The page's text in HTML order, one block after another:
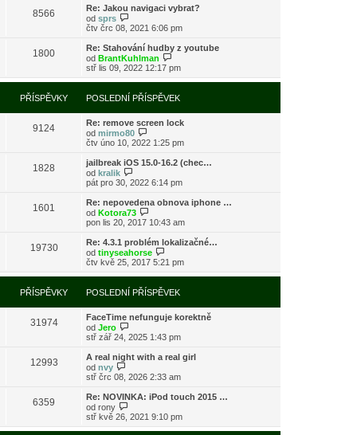
k
p
ě
v
e
k
í
p
ř
í
s
p
ě
v
e
p
o
s
e
d
n
í
ř
p
ě
v
k
r
z
i
t
p
o
s
l
d
í
p
ř
í
s
p
ě
v
k
8566
Re: Jakou navigaci vybrat?
od sprs
o
r
a
z
i
t
p
o
s
l
e
d
í
p
ř
í
p
ě
v
k
čtv črc 08, 2021 6:06 pm
1800
Re: Stahování hudby z youtube
od BrantKuhlman
o
r
a
z
i
t
o
l
d
í
ř
í
p
v
e
stř lis 09, 2022 12:17 pm
PŘÍSPĚVKY POSLEDNÍ PŘÍSPĚVEK
9124
Re: remove screen lock
od mirmo80
o
r
z
i
p
o
s
l
e
d
n
í
ř
p
ě
v
k
čtv úno 10, 2022 1:25 pm
1828
jailbreak iOS 15.0-16.2 (chec…
od kralik
o
r
a
z
i
p
o
s
l
d
í
ř
í
p
ě
v
k
pát pro 30, 2022 6:14 pm
1601
Re: nepovedena obnova iphone …
od Kotora73
o
r
a
z
t
p
o
s
l
d
í
ř
í
s
p
ě
v
e
pon lis 20, 2017 10:43 am
19730
Re: 4.3.1 problém lokalizačné…
od tinyseahorse
o
r
a
z
i
t
o
l
d
í
ř
í
s
čtv kvě 25, 2017 5:21 pm
PŘÍSPĚVKY POSLEDNÍ PŘÍSPĚVEK
31974
FaceTime nefunguje korektně
od Jero
o
r
z
i
t
p
o
s
l
stř zář 24, 2025 1:43 pm
12993
A real night with a real girl
od nvy
o
r
a
z
t
stř črc 08, 2026 2:33 am
6359
Re: NOVINKA: iPod touch 2015 …
od rony
o
stř kvě 26, 2021 9:10 pm